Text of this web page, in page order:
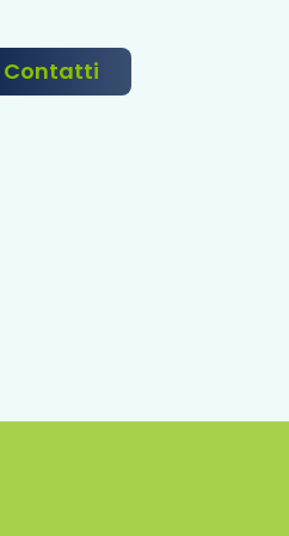
Contatti